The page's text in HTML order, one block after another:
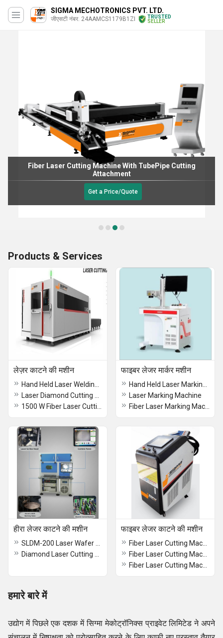
SIGMA MECHOTRONICS PVT. LTD.
जीएसटी नंबर. 24AAMCS1179B1ZI
TRUSTED
SELLER
Fiber Laser Cutting Machine With TubePipe Cutting
Attachment
Get a Price/Quote
Products & Services
लेज़र काटने की मशीन फाइबर लेजर मार्कर मशीन
Laser Marking Machine
हीरा लेजर काटने की मशीन फाइबर लेजर काटने की मशीन
हमारे बारे में
उद्योग में पिछले एक दशक में सिग्मा मेकोट्रॉनिक्स प्राइवेट लिमिटेड ने अपने